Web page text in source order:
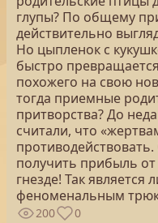
глупы? По общему
действительно
Но цыпленок с
быстро
похожего на свою
тогда приемные
притворства? До
считали, что
получить прибыль
гнезде! Так является
феноменальным
200 0